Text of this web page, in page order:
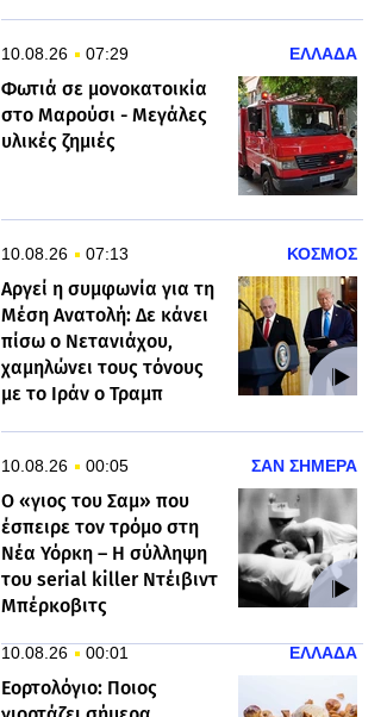
10.08.26 07:29 ΕΛΛΑΔΑ
Φωτιά σε μονοκατοικία
στο Μαρούσι - Μεγάλες
υλικές ζημιές
10.08.26 07:13 ΚΟΣΜΟΣ
Αργεί η συμφωνία για τη
Μέση Ανατολή: Δε κάνει
πίσω ο Νετανιάχου,
χαμηλώνει τους τόνους
με το Ιράν ο Τραμπ
10.08.26 00:05 ΣΑΝ ΣΗΜΕΡΑ
Ο «γιος του Σαμ» που
έσπειρε τον τρόμο στη
Νέα Υόρκη – Η σύλληψη
του serial killer Ντέιβιντ
Μπέρκοβιτς
10.08.26 00:01 ΕΛΛΑΔΑ
Εορτολόγιο: Ποιος